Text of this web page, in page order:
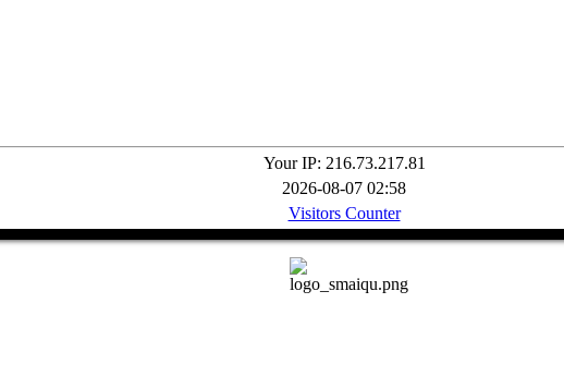
Your IP: 216.73.217.81
2026-08-07 02:58
Visitors Counter